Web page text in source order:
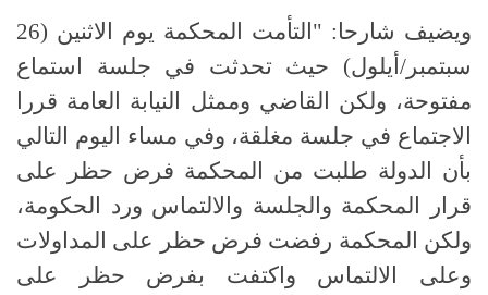
ويضيف شارحا: "التأمت المحكمة يوم الاثنين (26
سبتمبر/أيلول) حيث تحدثت في جلسة استماع
مفتوحة، ولكن القاضي وممثل النيابة العامة قررا
الاجتماع في جلسة مغلقة، وفي مساء اليوم التالي
بأن الدولة طلبت من المحكمة فرض حظر على
قرار المحكمة والجلسة والالتماس ورد الحكومة،
ولكن المحكمة رفضت فرض حظر على المداولات
وعلى الالتماس واكتفت بفرض حظر على